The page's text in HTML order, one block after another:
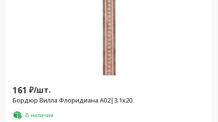
161 ₽/шт.
Бордюр Вилла Флоридиана А02|3.1х20
В наличии